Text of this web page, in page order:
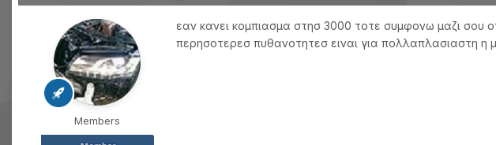
Members
εαν κανει κομπιασμα στησ 3000 τοτε συμφονω μαζι σου
περησοτερεσ πυθανοτητεσ ειναι για πολλαπλασιαστη η